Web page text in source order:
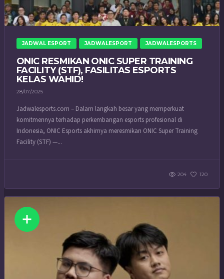
JADWAL ESPORT JADWALESPORT JADWALESPORTS
ONIC RESMIKAN ONIC SUPER TRAINING
FACILITY (STF), FASILITAS ESPORTS
KELAS WAHID!
28/07/2025
Jadwalesports.com – Dalam langkah besar yang memperkuat
komitmennya terhadap perkembangan esports profesional di
Indonesia, ONIC Esports akhirnya meresmikan ONIC Super Training
Facility (STF) —...
204 120